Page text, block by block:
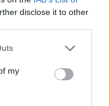
disclose it to other
my
5 april 16